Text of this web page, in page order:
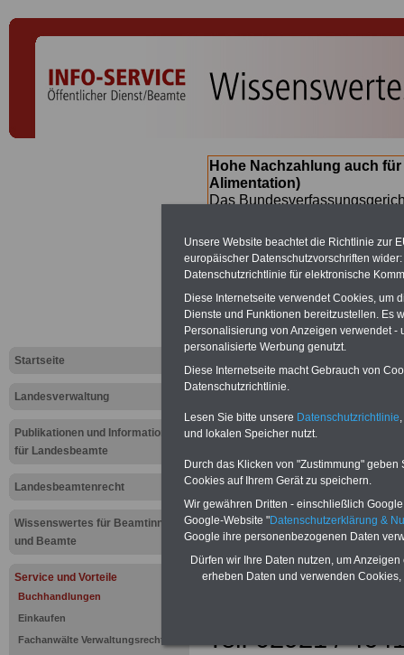
Startseite
Landesverwaltung
Publikationen und Informationen
für Landesbeamte
Landesbeamtenrecht
Wissenswertes für Beamtinnen
und Beamte
Service und Vorteile
Buchhandlungen
Einkaufen
Fachanwälte Verwaltungsrecht
Hohe Nachzahlung auch
Alimentation)
Das
Neuregelung der Besoldung
(Beamte &
Nachzahlungen
SERVICE gibt hierzu eine
dem Beschluss des
wird (wahrscheinlich im
Broschüre.
Mehr
Rittersche
Grandweg 1 a
Tel. 02921 /
Unsere Website beachtet die Richtlinie zur
europäischer Datenschutzvorschriften
Datenschutzrichtlinie für elektronische
Diese Internetseite verwendet Cookies, um
Dienste und Funktionen bereitzustellen. Es
Personalisierung von Anzeigen verwendet
personalisierte Werbung genutzt.
Diese Internetseite macht Gebrauch von
Datenschutzrichtlinie.
Lesen Sie bitte unsere Datenschutzrichtlinie
und lokalen Speicher nutzt.
Durch das Klicken von "Zustimmung"
Cookies auf Ihrem Gerät zu speichern.
Wir gewähren Dritten - einschließlich
Google-Website "Datenschutzerklärung &
Google ihre personenbezogenen Daten
Dürfen wir Ihre Daten nutzen, um
erheben Daten und verwenden